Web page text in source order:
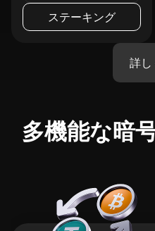
ステーキング
詳し
多機能な暗